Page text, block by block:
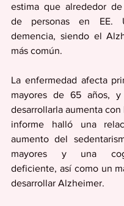
estima que alrededor
de personas en EE.
demencia, siendo el
más común.
La enfermedad afecta
mayores de 65 años,
desarrollarla aumenta
informe halló una
aumento del
mayores y una
deficiente, así como un
desarrollar Alzheimer.